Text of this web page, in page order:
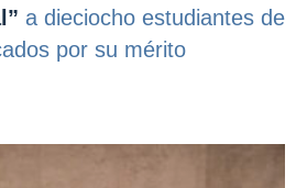
a dieciocho estudiantes de
por su mérito